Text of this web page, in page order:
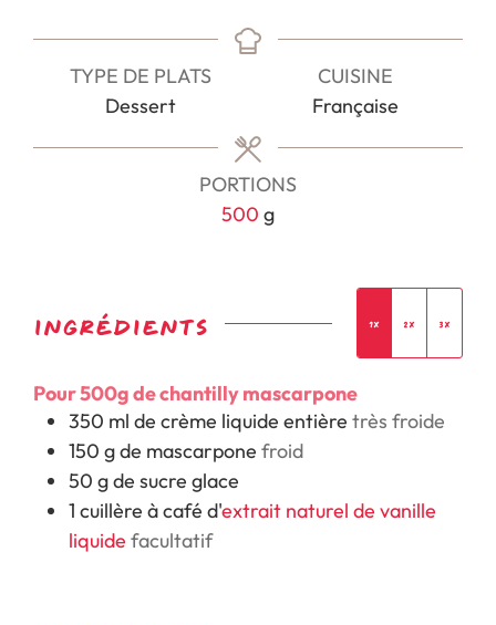
TYPE DE PLATS
Dessert
CUISINE
Française
PORTIONS
500 g
INGRÉDIENTS 1x 2x 3x
Pour 500g de chantilly mascarpone
350 ml de crème liquide entière très froide
150 gde mascarpone froid
50 gde sucre glace
1 cuillère à café d'extrait naturel de vanille
liquide facultatif